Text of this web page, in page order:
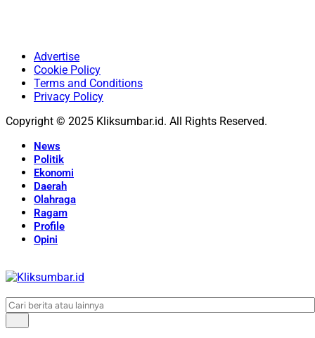
Advertise
Cookie Policy
Terms and Conditions
Privacy Policy
Copyright © 2025 Kliksumbar.id. All Rights Reserved.
News
Politik
Ekonomi
Daerah
Olahraga
Ragam
Profile
Opini